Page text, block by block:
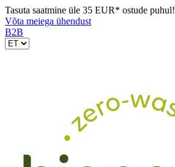
Tasuta saatmine üle 35 EUR* ostude puhul!
Võta meiega ühendust
B2B